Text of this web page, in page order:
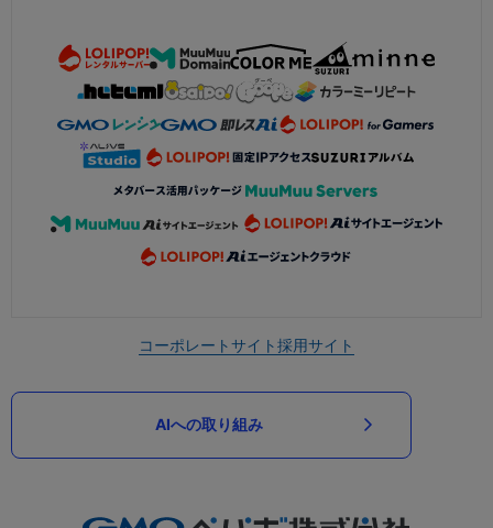
コーポレートサイト採用サイト
AIへの取り組み